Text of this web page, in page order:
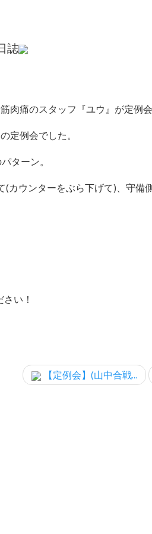
誌
痛のスタッフ『ユウ』が定例会
定例会でした。
ターン。
カウンターをぶら下げて)、守
い！
【定例会】(山中合戦...